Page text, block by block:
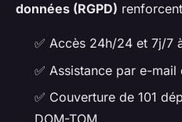
données (RGPD)
✅ Accès 24h/24 et 7j/7
✅ Assistance par e-
✅ Couverture de 101